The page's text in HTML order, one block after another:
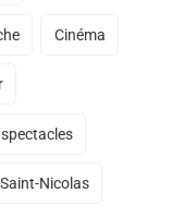
Cinéma
Saint-Nicolas